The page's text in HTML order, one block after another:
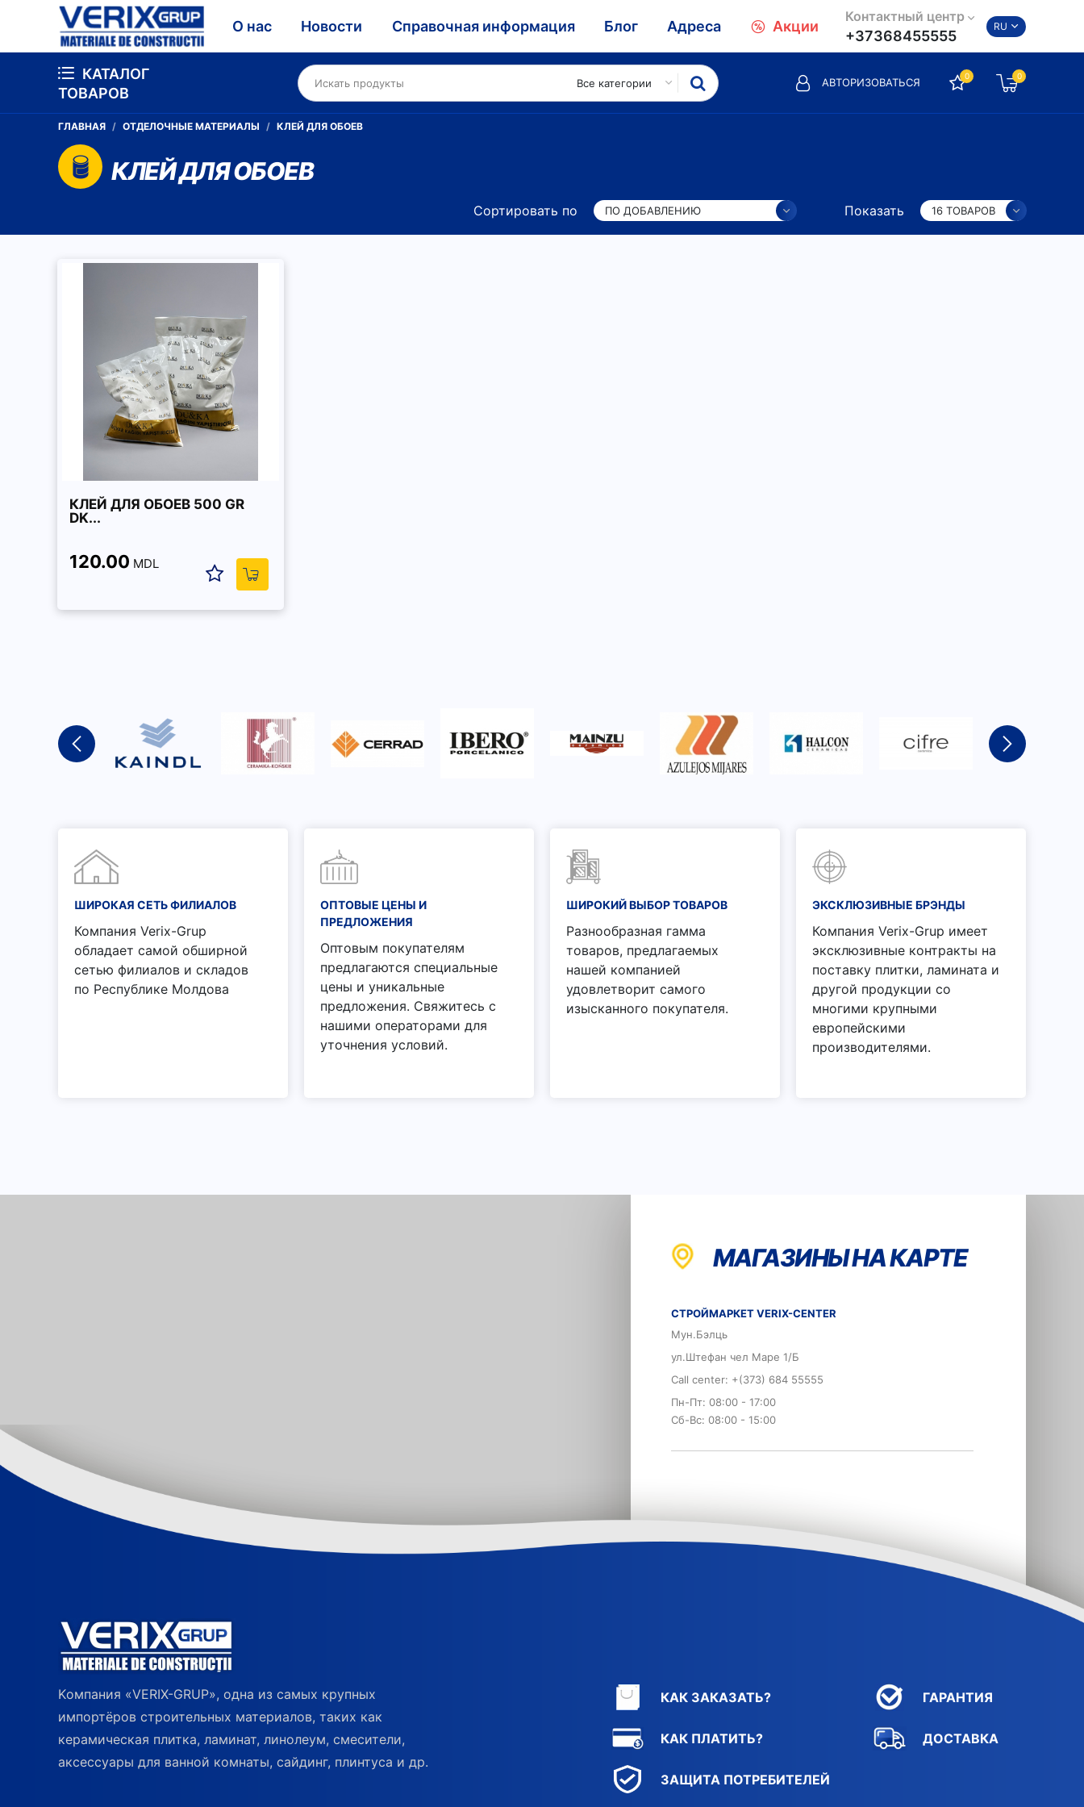
О нас Новости Справочная информация Блог Адреса Акции
Контактный центр
+37368455555
RU
КАТАЛОГ
ТОВАРОВ
Все категории АВТОРИЗОВАТЬСЯ
0 0
ГЛАВНАЯ ОТДЕЛОЧНЫЕ МАТЕРИАЛЫ КЛЕЙ ДЛЯ ОБОЕВ
КЛЕЙ ДЛЯ ОБОЕВ
Сортировать по ПО ДОБАВЛЕНИЮ Показать 16 ТОВАРОВ
КЛЕЙ ДЛЯ ОБОЕВ 500 GR
DK...
120.00 MDL
ШИРОКАЯ СЕТЬ ФИЛИАЛОВ
Компания Verix-Grup
обладает самой обширной
сетью филиалов и складов
по Республике Молдова
ОПТОВЫЕ ЦЕНЫ И
ПРЕДЛОЖЕНИЯ
Оптовым покупателям
предлагаются специальные
цены и уникальные
предложения. Свяжитесь с
нашими операторами для
уточнения условий.
ШИРОКИЙ ВЫБОР ТОВАРОВ
Разнообразная гамма
товаров, предлагаемых
нашей компанией
удовлетворит самого
изысканного покупателя.
ЭКСКЛЮЗИВНЫЕ БРЭНДЫ
Компания Verix-Grup имеет
эксклюзивные контракты на
поставку плитки, ламината и
другой продукции со
многими крупными
европейскими
производителями.
МАГАЗИНЫ НА КАРТЕ
СТРОЙМАРКЕТ VERIX-CENTER
Мун.Бэлць
ул.Штефан чел Маре 1/Б
Call center: +(373) 684 55555
Пн-Пт: 08:00 - 17:00
Сб-Вс: 08:00 - 15:00
Kомпания «VERIX-GRUP», одна из самых крупных
импортёров строительных материалов, таких как
керамическая плитка, ламинат, линолеум, смесители,
аксессуары для ванной комнаты, сайдинг, плинтуса и др.
КАК ЗАКАЗАТЬ? ГАРАНТИЯ
КАК ПЛАТИТЬ? ДОСТАВКА
ЗАЩИТА ПОТРЕБИТЕЛЕЙ